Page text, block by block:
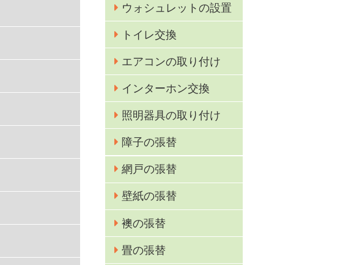
ウォシュレットの設置
トイレ交換
エアコンの取り付け
インターホン交換
照明器具の取り付け
障子の張替
網戸の張替
壁紙の張替
襖の張替
畳の張替